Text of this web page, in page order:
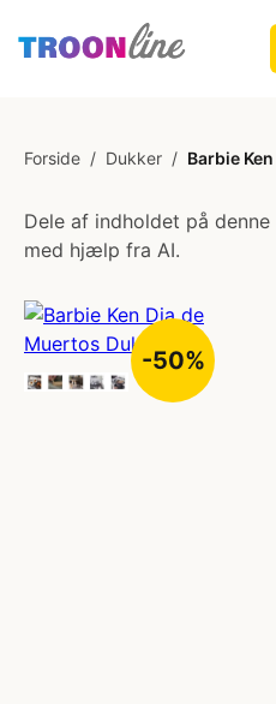
Forside / Dukker / Barbie
Dele af indholdet på
med hjælp fra AI.
-50%